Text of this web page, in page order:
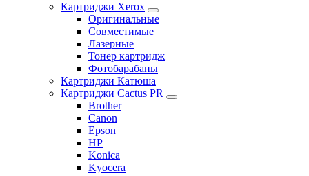
Картриджи Xerox
Оригинальные
Совместимые
Лазерные
Тонер картридж
Фотобарабаны
Картриджи Катюша
Картриджи Cactus PR
Brother
Canon
Epson
HP
Konica
Kyocera